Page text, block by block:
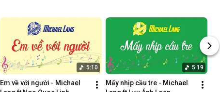
5:10
Em về với người - Michael
5:19
Mấy nhịp cầu tre - Michael